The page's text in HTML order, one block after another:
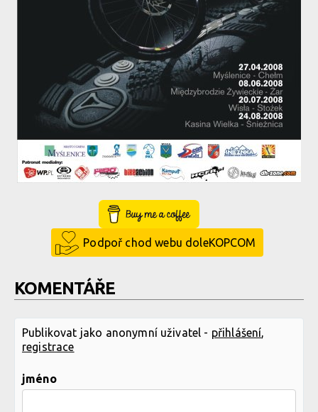
Buy Me a Coffee
Podpoř chod webu doleKOPCOM
KOMENTÁŘE
Publikovat jako anonymní uživatel - přihlášení,
registrace
jméno